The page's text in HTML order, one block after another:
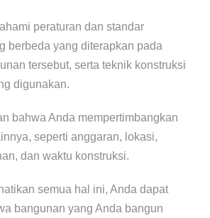
peraturan dan standar
berbeda yang diterapkan pada
tersebut, serta teknik konstruksi
digunakan.
bahwa Anda mempertimbangkan
seperti anggaran, lokasi,
dan waktu konstruksi.
semua hal ini, Anda dapat
bangunan yang Anda bangun